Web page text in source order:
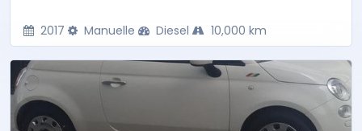
2017 Manuelle Diesel 10,000 km